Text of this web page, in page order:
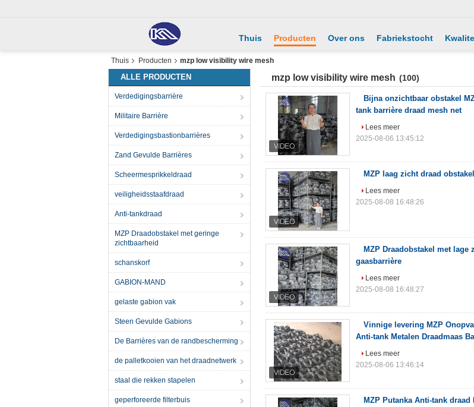
Thuis Producten Over ons Fabriekstocht
Thuis Producten mzp low visibility wire mesh
ALLE PRODUCTEN
Verdedigingsbarrière
Militaire Barrière
Verdedigingsbastionbarrières
Zand Gevulde Barrières
Scheermesprikkeldraad
veiligheidsstaafdraad
Anti-tankdraad
MZP Draadobstakel met geringe
zichtbaarheid
schanskorf
GABION-MAND
gelaste gabion vak
Steen Gevulde Gabions
De Barrières van de randbescherming
de palletkooien van het draadnetwerk
staal die rekken stapelen
geperforeerde filterbuis
mzp low visibility wire mesh (100)
Bijna onzichtbaar obstakel
tank barrière draad mesh net
Lees meer
2025-08-06 13:45:12
MZP laag zicht draad
Lees meer
2025-08-08 16:48:26
MZP Draadobstakel met
gaasbarrière
Lees meer
2025-08-08 16:48:27
Vinnige levering MZP
Anti-tank Metalen Draadmaas
Lees meer
2025-08-06 13:46:14
MZP Putanka Anti-tank